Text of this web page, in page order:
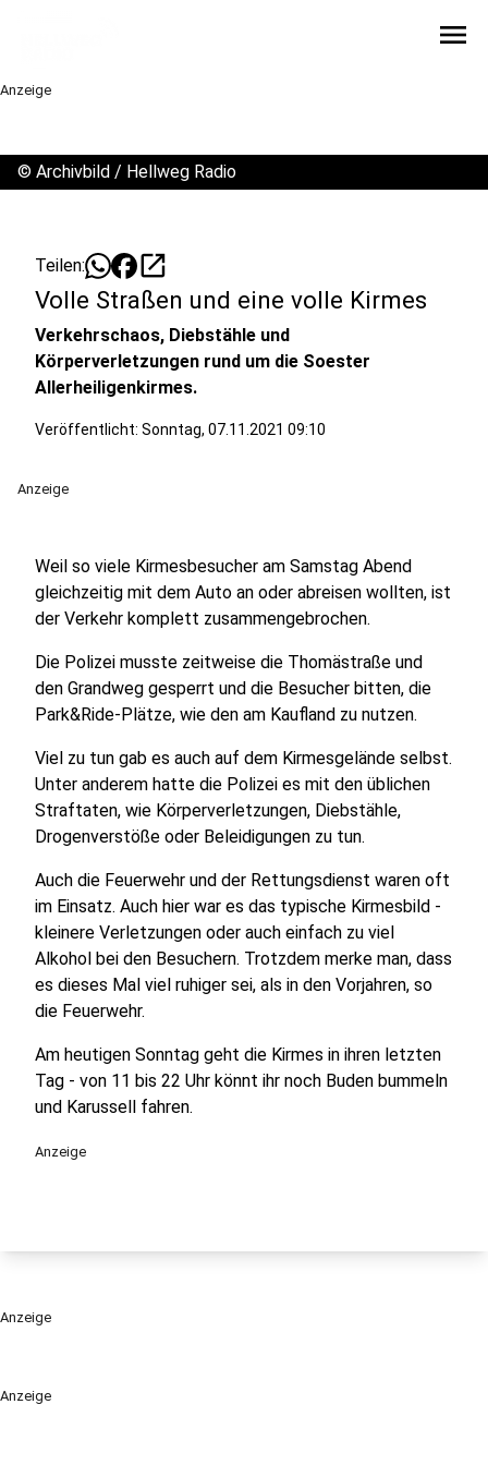
menu
Anzeige
Anzeige
© Archivbild / Hellweg Radio
Teilen: open_in_new
Volle Straßen und eine volle Kirmes
Verkehrschaos, Diebstähle und
Körperverletzungen rund um die Soester
Allerheiligenkirmes.
Veröffentlicht: Sonntag, 07.11.2021 09:10
Anzeige
Weil so viele Kirmesbesucher am Samstag Abend
gleichzeitig mit dem Auto an oder abreisen wollten, ist
der Verkehr komplett zusammengebrochen.
Die Polizei musste zeitweise die Thomästraße und
den Grandweg gesperrt und die Besucher bitten, die
Park&Ride-Plätze, wie den am Kaufland zu nutzen.
Viel zu tun gab es auch auf dem Kirmesgelände selbst.
Unter anderem hatte die Polizei es mit den üblichen
Straftaten, wie Körperverletzungen, Diebstähle,
Drogenverstöße oder Beleidigungen zu tun.
Auch die Feuerwehr und der Rettungsdienst waren oft
im Einsatz. Auch hier war es das typische Kirmesbild -
kleinere Verletzungen oder auch einfach zu viel
Alkohol bei den Besuchern. Trotzdem merke man, dass
es dieses Mal viel ruhiger sei, als in den Vorjahren, so
die Feuerwehr.
Am heutigen Sonntag geht die Kirmes in ihren letzten
Tag - von 11 bis 22 Uhr könnt ihr noch Buden bummeln
und Karussell fahren.
Anzeige
Anzeige